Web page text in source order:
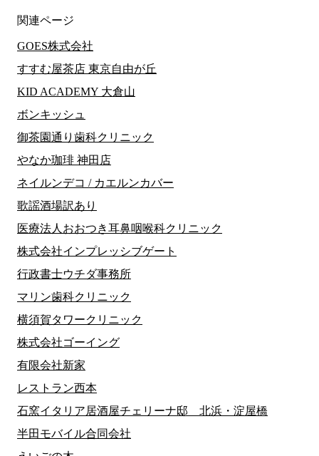
関連ページ
GOES株式会社
すすむ屋茶店 東京自由が丘
KID ACADEMY 大倉山
ボンキッシュ
御茶園通り歯科クリニック
やなか珈琲 神田店
ネイルンデコ / カエルンカバー
歌謡酒場訳あり
医療法人おおつき耳鼻咽喉科クリニック
株式会社インプレッシブゲート
行政書士ウチダ事務所
マリン歯科クリニック
横須賀タワークリニック
株式会社ゴーイング
有限会社新家
レストラン西本
石窯イタリア居酒屋チェリーナ邸 北浜・淀屋橋
半田モバイル合同会社